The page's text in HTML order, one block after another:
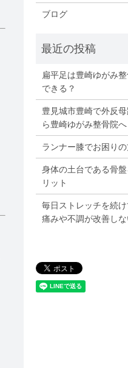
ブログ
扁平足は豊崎ゆがみ
できる？
豊見城市豊崎で外反
ら豊崎ゆがみ整骨院へ
ランナー膝でお困り
身体の土台である骨
リット
毎日ストレッチを続
痛みや不調が改善し